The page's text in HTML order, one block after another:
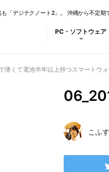
「デジテクノート2」。 沖縄から不定期
PC・ソフトウェア
薄くて電池半年以上持つスマートウ
こふす